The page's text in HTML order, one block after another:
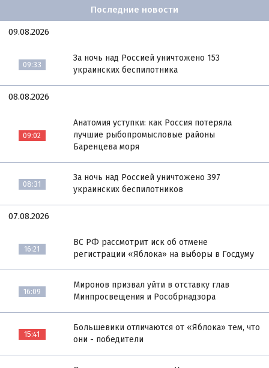
Последние новости
09.08.2026
09:33
За ночь над Россией уничтожено 153
украинских беспилотника
08.08.2026
09:02
Анатомия уступки: как Россия потеряла
лучшие рыбопромысловые районы
Баренцева моря
08:31
За ночь над Россией уничтожено 397
украинских беспилотников
07.08.2026
16:21
ВС РФ рассмотрит иск об отмене
регистрации «Яблока» на выборы в Госдуму
16:09
Миронов призвал уйти в отставку глав
Минпросвещения и Рособрнадзора
15:41
Большевики отличаются от «Яблока» тем, что
они - победители